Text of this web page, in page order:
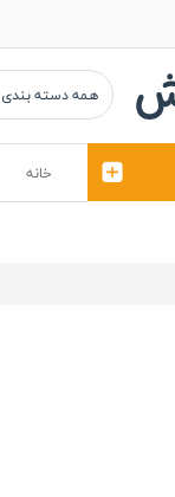
همه دسته بندی
خانه